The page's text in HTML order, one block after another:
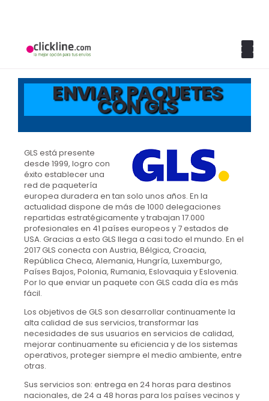
ENVIAR PAQUETES
CON GLS
GLS está presente
desde 1999, logro con
éxito establecer una
red de paquetería
europea duradera en tan solo unos años. En la
actualidad dispone de más de 1000 delegaciones
repartidas estratégicamente y trabajan 17.000
profesionales en 41 países europeos y 7 estados de
USA. Gracias a esto GLS llega a casi todo el mundo. En el
2017 GLS conecta con Austria, Bélgica, Croacia,
República Checa, Alemania, Hungría, Luxemburgo,
Países Bajos, Polonia, Rumania, Eslovaquia y Eslovenia.
Por lo que enviar un paquete con GLS cada día es más
fácil.
Los objetivos de GLS son desarrollar continuamente la
alta calidad de sus servicios, transformar las
necesidades de sus usuarios en servicios de calidad,
mejorar continuamente su eficiencia y de los sistemas
operativos, proteger siempre el medio ambiente, entre
otras.
Sus servicios son: entrega en 24 horas para destinos
nacionales, de 24 a 48 horas para los países vecinos y